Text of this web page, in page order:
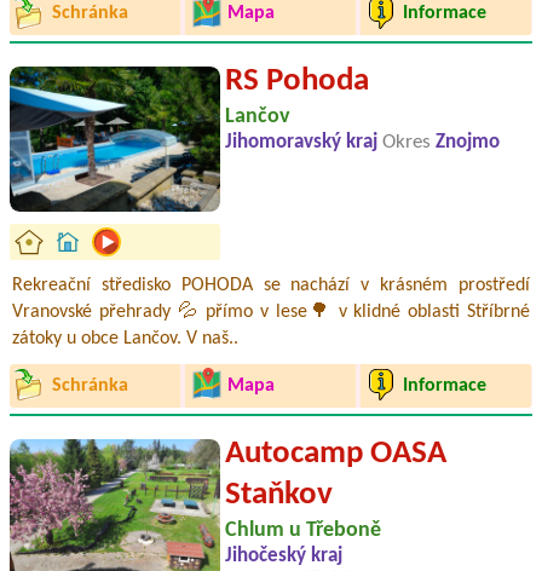
Schránka Mapa Informace
RS Pohoda
Lančov
Jihomoravský kraj Okres Znojmo
Rekreační středisko POHODA se nachází v krásném prostředí
Vranovské přehrady 💦 přímo v lese🌳 v klidné oblasti Stříbrné
zátoky u obce Lančov. V naš..
Schránka Mapa Informace
Autocamp OASA
Staňkov
Chlum u Třeboně
Jihočeský kraj